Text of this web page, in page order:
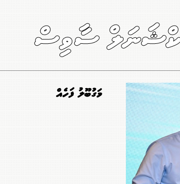
ސާވިސް
މަގުބޫލު ފަހެއް